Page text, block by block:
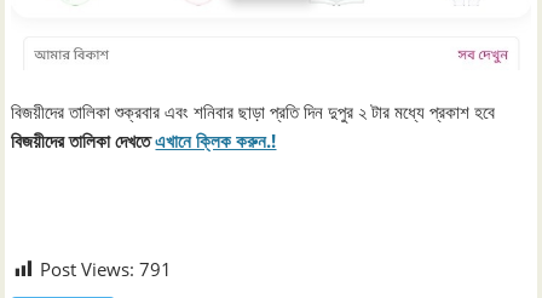
বিজয়ীদের তালিকা শুক্রবার এবং শনিবার ছাড়া প্রতি দিন দুপুর ২ টার মধ্যে প্রকাশ হবে
বিজয়ীদের তালিকা দেখতেএখানে ক্লিক করুন.!
Post Views: 791